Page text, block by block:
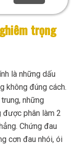
trọng
là những dấu
không đúng cách.
những
phân làm 2
Chứng đau
cơn đau nhói, ói